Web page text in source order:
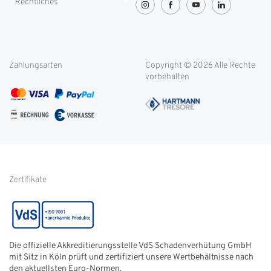
Greenity
Weitere Themen
Kontakt
Service international
FAQ
Rechtliches
Cookie-Einstellungen
AGB
Impressum
Batterieentsorgung
Zahlungsarten
Copyright © 2026 Alle Rechte
vorbehalten
Zertifikate
Die offizielle Akkreditierungsstelle VdS Schadenverhütung GmbH
mit Sitz in Köln prüft und zertifiziert unsere Wertbehältnisse nach
den aktuellsten Euro-Normen.